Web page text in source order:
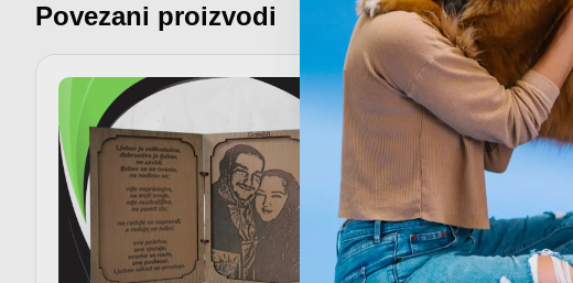
Povezani proizvodi